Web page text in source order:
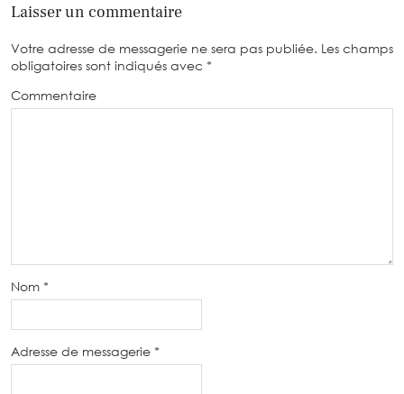
Laisser un commentaire
Votre adresse de messagerie ne sera pas publiée. Les champs
obligatoires sont indiqués avec *
Commentaire
Nom *
Adresse de messagerie *